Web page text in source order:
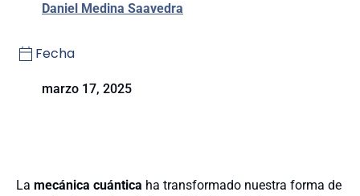
Daniel Medina Saavedra
Fecha
marzo 17, 2025
La mecánica cuántica ha transformado nuestra forma de